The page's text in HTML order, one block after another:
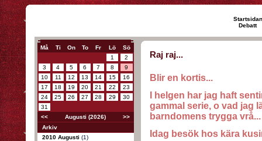
Startsidan
Debatt
Må Ti On To Fr Lö
Sö
1
2
3
4 5 6 7 8
9
10
11 12 13 14 15
16
17
18 19 20 21 22
23
24
25 26 27 28 29
30
31
<<
Augusti (2026)
>>
Arkiv
2010 Augusti (1)
Raj raj...
Blir en kortis...
I helgen har jag haft
gammal serie, o vad jag
barndomens trygga vrå...
Idag besök hos kära